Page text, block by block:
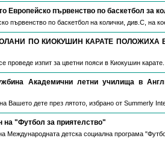
Европейско първенство по баскетбол за
първенство по баскетбол на колички, див.С, на
ПО КИОКУШИН КАРАТЕ ПОЛОЖИХА
проведе изпит за цветни пояси в Киокушин
Академични летни училища в
Вашето дете през лятото, избрано от Summerly
на "Футбол за приятелство"
Международната детска социална програма